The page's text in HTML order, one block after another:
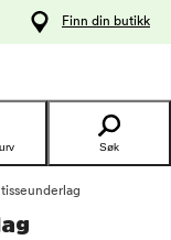
Finn din butikk
Søk